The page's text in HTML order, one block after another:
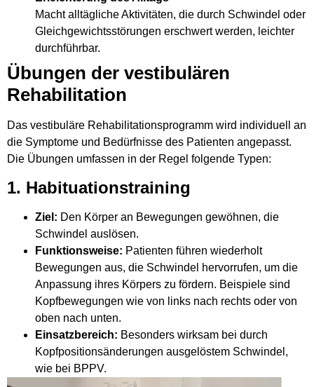
Macht alltägliche Aktivitäten, die durch Schwindel oder
Gleichgewichtsstörungen erschwert werden, leichter
durchführbar.
Übungen der vestibulären
Rehabilitation
Das vestibuläre Rehabilitationsprogramm wird individuell an
die Symptome und Bedürfnisse des Patienten angepasst.
Die Übungen umfassen in der Regel folgende Typen:
1. Habituationstraining
Ziel: Den Körper an Bewegungen gewöhnen, die
Schwindel auslösen.
Funktionsweise: Patienten führen wiederholt
Bewegungen aus, die Schwindel hervorrufen, um die
Anpassung ihres Körpers zu fördern. Beispiele sind
Kopfbewegungen wie von links nach rechts oder von
oben nach unten.
Einsatzbereich: Besonders wirksam bei durch
Kopfpositionsänderungen ausgelöstem Schwindel,
wie bei BPPV.